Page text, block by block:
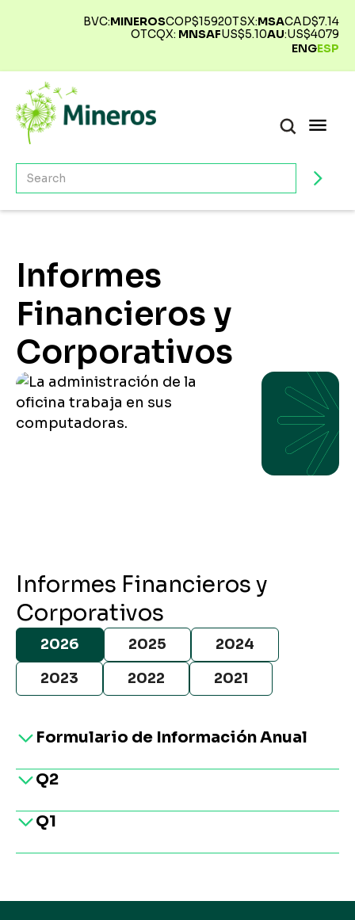
BVC:MINEROSCOP$15920TSX:MSACAD$7.14
OTCQX: MNSAFUS$5.10AU:US$4079
ENGESP
Informes
Financieros y
Corporativos
Informes Financieros y
Corporativos
2026 2025
2024
2023
2022 2021
Formulario de Información Anual
2026Formulario de Información Anual
Q2
Q2 2026
Q1